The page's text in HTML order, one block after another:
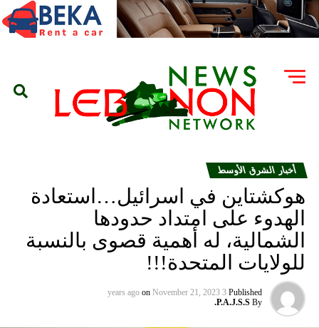
أخبار الشرق الأوسط
هوكشتاين في اسرائيل…استعادة
الهدوء على امتداد حدودها
الشمالية، له أهمية قصوى بالنسبة
للولايات المتحدة!!!
Published
3 years ago
on November 21, 2023
By
P.A.J.S.S.